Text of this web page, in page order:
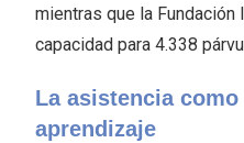
mientras que la Fundación
capacidad para 4.338
La asistencia
aprendizaje